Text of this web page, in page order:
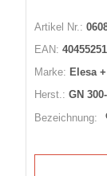
Artikel Nr.:
EAN:
Marke: Elesa
Herst.: GN
Bezeichnung: